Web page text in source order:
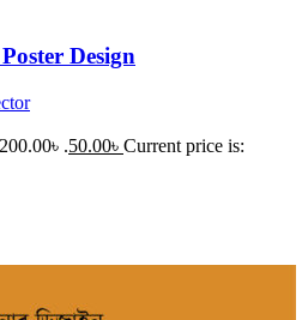
Design
.50.00৳ Current price is: